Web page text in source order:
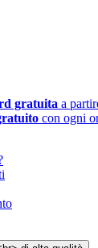
gratuita a
con ogni